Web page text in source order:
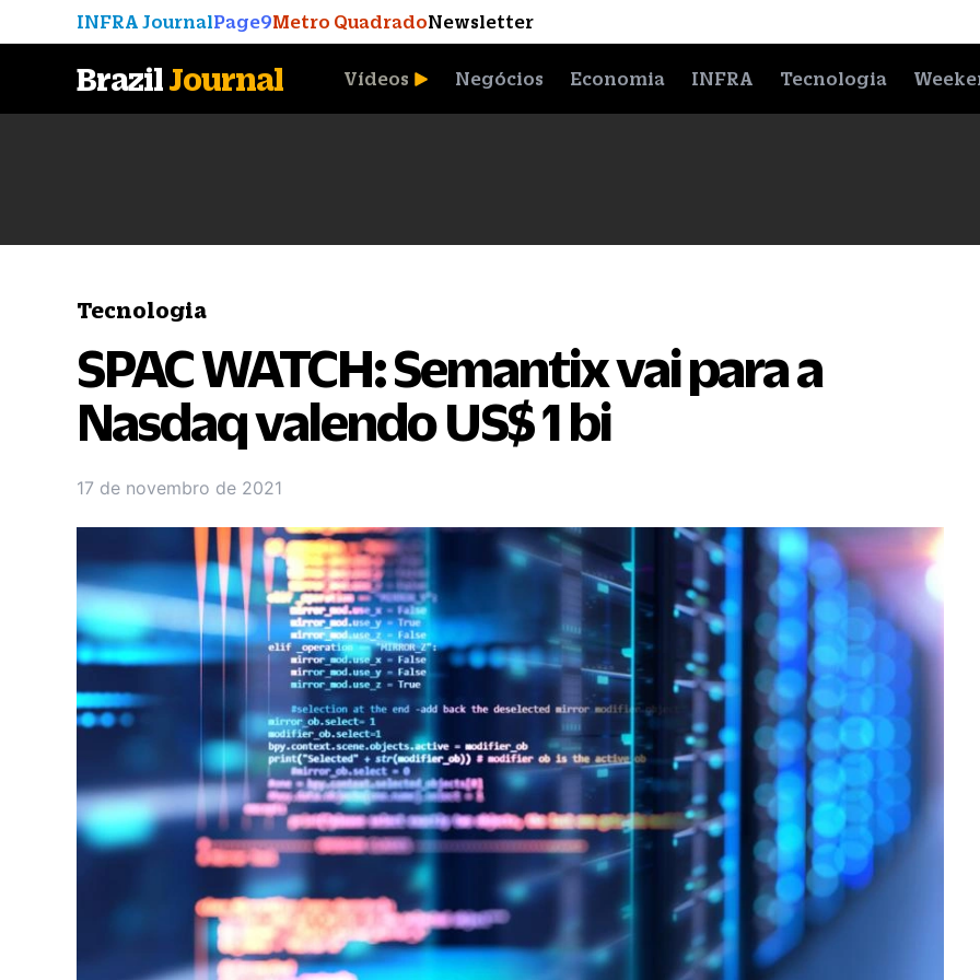
INFRA JournalPage9Metro QuadradoNewsletter
BrazilJournal Vídeos Negócios Economia INFRA Tecnologia
Tecnologia
SPAC WATCH: Semantix vai para a
Nasdaq valendo US$ 1 bi
17 de novembro de 2021